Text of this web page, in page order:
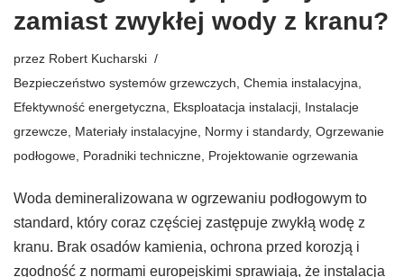
zamiast zwykłej wody z kranu?
przez Robert Kucharski
Bezpieczeństwo systemów grzewczych, Chemia instalacyjna,
Efektywność energetyczna, Eksploatacja instalacji, Instalacje
grzewcze, Materiały instalacyjne, Normy i standardy, Ogrzewanie
podłogowe, Poradniki techniczne, Projektowanie ogrzewania
Woda demineralizowana w ogrzewaniu podłogowym to
standard, który coraz częściej zastępuje zwykłą wodę z
kranu. Brak osadów kamienia, ochrona przed korozją i
zgodność z normami europejskimi sprawiają, że instalacja